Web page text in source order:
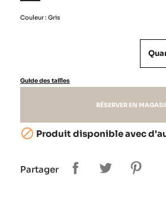
Couleur : Gris
Guide des tailles
RÉSERVER EN
 Produit disponible avec
Partager